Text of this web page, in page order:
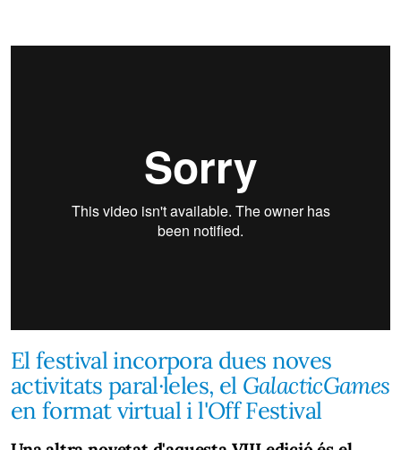
El festival incorpora dues noves
activitats paral·leles, el GalacticGames
en format virtual i l'Off Festival